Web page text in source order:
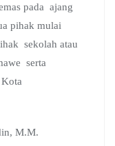
pada ajang
pihak mulai
sekolah atau
serta
M.M.